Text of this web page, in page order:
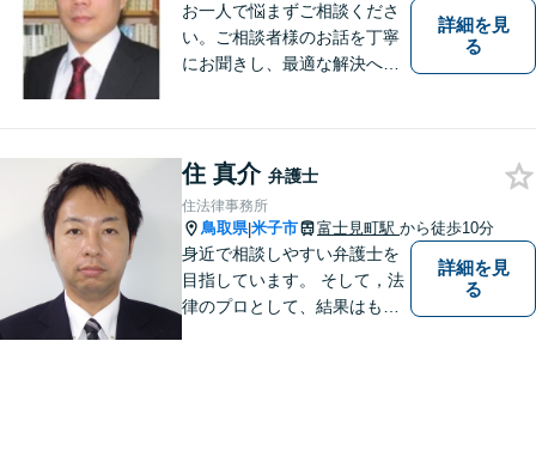
お一人で悩まずご相談くださ
い。ご相談者様のお話を丁寧
にお聞きし、最適な解決へと
詳細を見
る
住 真介 弁護士
住法律事務所
鳥取県|米子市 富士見町駅 から徒歩10分
身近で相談しやすい弁護士を
目指しています。 そして，法
律のプロとして、結果はもち
詳細を見
る